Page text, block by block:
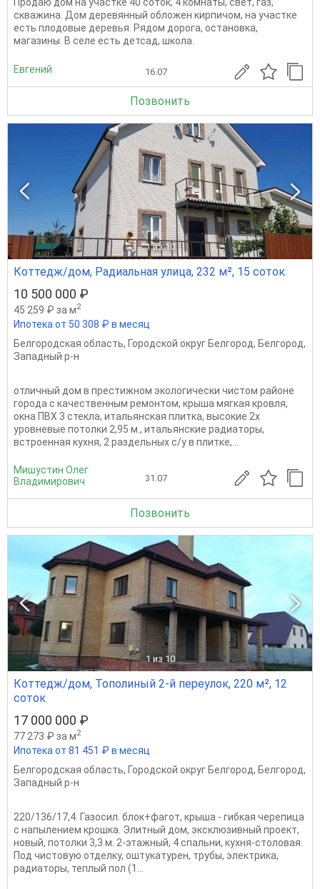
скважина. Дом деревянный обложен кирпичом, на участке
есть плодовые деревья. Рядом дорога, остановка,
магазины. В селе есть детсад, школа.
Евгений 16.07
Позвонить
1 из 10
Коттедж/дом, Радиальная улица, 232 м², 15 соток
10 500 000 ₽
45 259 ₽ за м2
Ипотека от 50 308 ₽ в месяц
Белгородская область, Городской округ Белгород, Белгород,
Западный р-н
отличный дом в престижном экологически чистом районе
города с качественным ремонтом, крыша мягкая кровля,
окна ПВХ 3 стекла, итальянская плитка, высокие 2х
уровневые потолки 2,95 м., итальянские радиаторы,
встроенная кухня, 2 раздельных с/у в плитке,...
Мишустин Олег
Владимирович
31.07
Позвонить
1 из 10
Коттедж/дом, Тополиный 2-й переулок, 220 м², 12
соток
17 000 000 ₽
77 273 ₽ за м2
Ипотека от 81 451 ₽ в месяц
Белгородская область, Городской округ Белгород, Белгород,
Западный р-н
220/136/17,4. Газосил. блок+фагот, крыша - гибкая черепица
с напылением крошка. Элитный дом, эксклюзивный проект,
новый, потолки 3,3 м. 2-этажный, 4 спальни, кухня-столовая.
Под чистовую отделку, оштукатурен, трубы, электрика,
радиаторы, теплый пол (1...